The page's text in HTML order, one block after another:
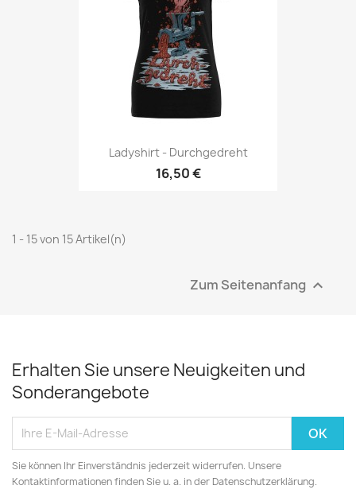
Ladyshirt - Durchgedreht
16,50 €
1 - 15 von 15 Artikel(n)
Zum Seitenanfang 
Erhalten Sie unsere Neuigkeiten und
Sonderangebote
Sie können Ihr Einverständnis jederzeit widerrufen. Unsere
Kontaktinformationen finden Sie u. a. in der Datenschutzerklärung.